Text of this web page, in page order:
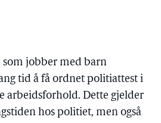
som jobber med barn
tid å få ordnet politiattest i
arbeidsforhold. Dette gjelder
hos politiet, men også